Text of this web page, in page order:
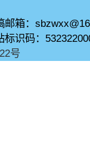
邮箱：
标识码：
号